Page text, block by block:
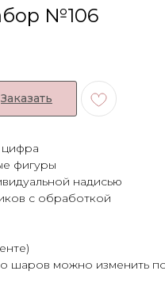
№106
Заказать
цифра
фигуры
надисью
с обработкой
шаров можно изменить